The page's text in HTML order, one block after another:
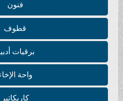
فنون
قطوف
برقيات أدبية
واحة الإخاء
كاريكاتير